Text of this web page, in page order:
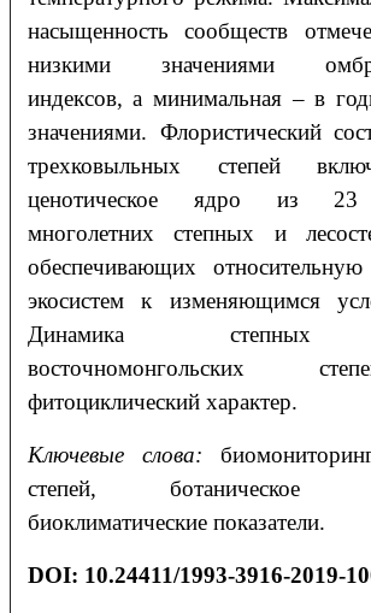
насыщенность сообществ
низкими значениями
индексов, а минимальная – в
значениями. Флористический
трехковыльных степей
ценотическое ядро из 23
многолетних степных и
обеспечивающих относительную
экосистем к изменяющимся
Динамика степных
восточномонгольских
фитоциклический характер.
Ключевые слова:
степей, ботаническое
биоклиматические показатели.
DOI: 10.24411/1993-3916-2019-